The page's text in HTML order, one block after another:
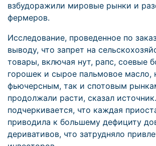
взбудоражили мировые рынки и
фермеров.
Исследование, проведенное по
выводу, что запрет на
товары, включая нут, рапс, соевые
горошек и сырое пальмовое масло,
фьючерсным, так и спотовым
продолжали расти, сказал
подчеркивается, что каждая
приводила к большему дефициту
деривативов, что затрудняло